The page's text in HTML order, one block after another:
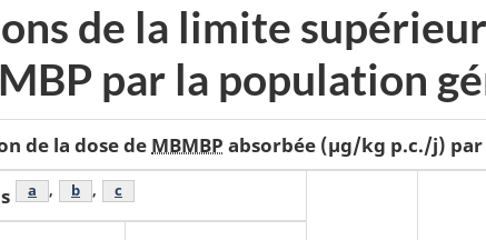
de la limite
par la population
de la dose de MBMBP absorbée (µg/kg p.c./j) par
Note de bas de page
a , Note de bas de page
b , Note de bas de page
c